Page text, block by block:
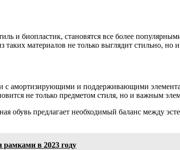
и биопластик, становятся все более
материалов не только выглядит стильно, но
с амортизирующими и поддерживающими
не только предметом стиля, но и важным
обувь предлагает необходимый баланс между
в 2023 году